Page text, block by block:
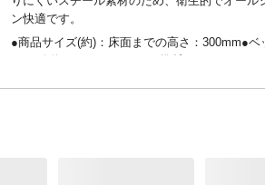
ン快適です。
●商品サイズ(約)：床面までの高さ：300mm●ベ